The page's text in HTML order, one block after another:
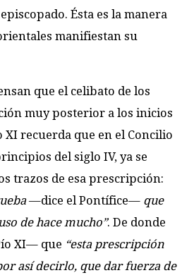
Ésta es la manera
manifiestan su
que el celibato de los
muy posterior a los inicios
XI recuerda que en el Concilio
del siglo IV, ya se
trazos de esa prescripción:
—dice el Pontífice— que
de hace mucho”. De donde
XI— que “esta prescripción
así decirlo, que dar fuerza de